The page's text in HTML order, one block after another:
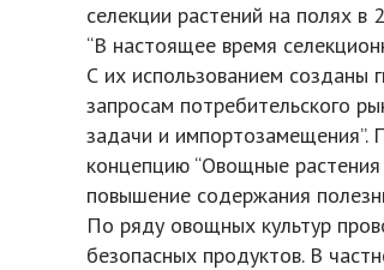
селекции растений на полях
“В настоящее время
С их использованием созданы
запросам потребительского
задачи и импортозамещения”.
концепцию “Овощные
повышение содержания
По ряду овощных культур
безопасных продуктов. В